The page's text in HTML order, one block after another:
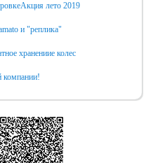
Акция лето 2019
и "реплика"
хранениие колес
компании!